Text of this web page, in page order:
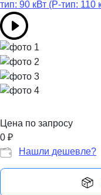
Цена по запросу
0 ₽
Нашли дешевле?